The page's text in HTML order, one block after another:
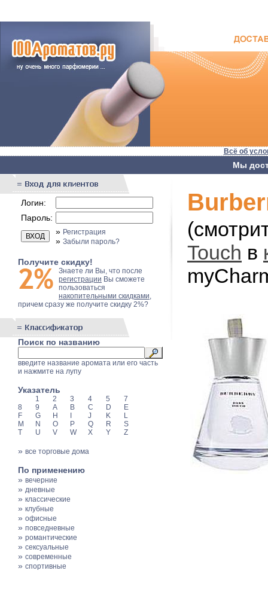
Всё об
Мы
Логин:
Пароль:
» Регистрация
» Забыли пароль?
Получите скидку!
Знаете ли Вы, что после
регистрации Вы сможете
пользоваться
накопительными скидками,
причем сразу же получите скидку 2%?
Поиск по названию
введите название аромата или его часть
и нажмите на лупу
Указатель
1 2 3 4 5
7
8
9 A B C D
E
F
G H J K
L
M
N O P Q R
S
T
U V W X Y Z
» все торговые дома
По применению
» вечерние
» дневные
» классические
» клубные
» офисные
» повседневные
» романтические
» сексуальные
» современные
» спортивные
Touch в